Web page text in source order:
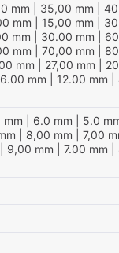
mm | 35,00 mm |
mm | 15,00 mm |
mm | 30.00 mm |
mm | 70,00 mm |
mm | 27,00 mm |
mm | 12.00 mm
mm | 6.0 mm | 5.0
| 8,00 mm | 7,00
| 9,00 mm | 7.00 mm